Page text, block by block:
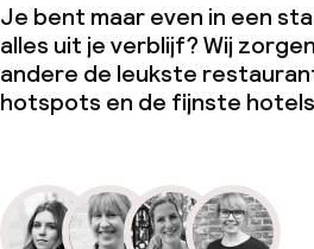
Je bent maar even in een
alles uit je verblijf? Wij
andere de leukste
hotspots en de fijnste